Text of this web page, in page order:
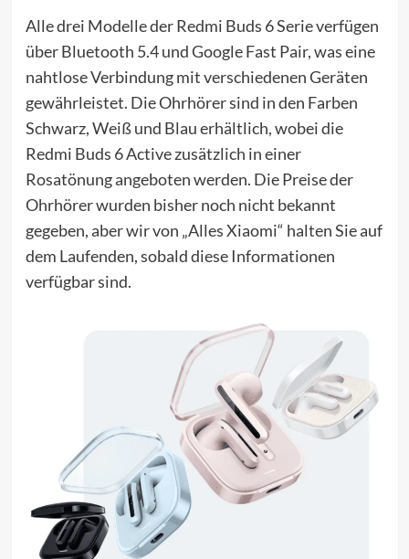
Alle drei Modelle der Redmi Buds 6 Serie verfügen
über Bluetooth 5.4 und Google Fast Pair, was eine
nahtlose Verbindung mit verschiedenen Geräten
gewährleistet. Die Ohrhörer sind in den Farben
Schwarz, Weiß und Blau erhältlich, wobei die
Redmi Buds 6 Active zusätzlich in einer
Rosatönung angeboten werden. Die Preise der
Ohrhörer wurden bisher noch nicht bekannt
gegeben, aber wir von „Alles Xiaomi“ halten Sie auf
dem Laufenden, sobald diese Informationen
verfügbar sind.